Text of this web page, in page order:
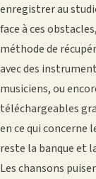
enregistrer au
face à ces
méthode de
avec des
musiciens, ou
téléchargeables
en ce qui concerne
reste la banque et
Les chansons